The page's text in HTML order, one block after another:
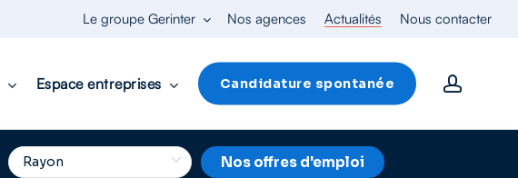
Le groupe Gerinter Nos agences Actualités Nous contacter
Espace entreprises Candidature spontanée
Nos offres d'emploi